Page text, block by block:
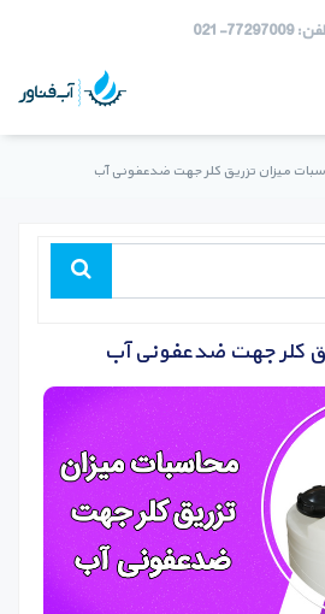
77297009-021
میزان تزریق کلر جهت ضدعفونی آب
کلر جهت ضدعفونی آب